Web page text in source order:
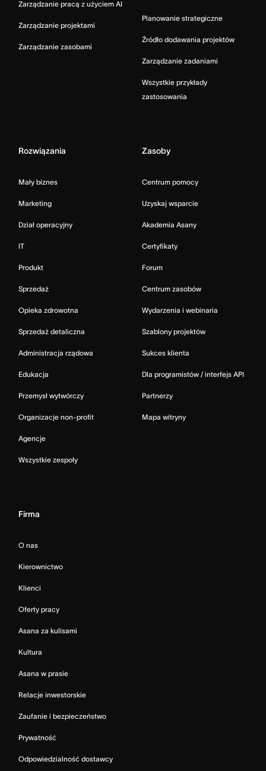
Zarządzanie pracą z użyciem AI
Zarządzanie projektami
Zarządzanie zasobami
Planowanie strategiczne
Źródło dodawania projektów
Zarządzanie zadaniami
Wszystkie przykłady
zastosowania
Rozwiązania
Mały biznes
Marketing
Dział operacyjny
IT
Produkt
Sprzedaż
Opieka zdrowotna
Sprzedaż detaliczna
Administracja rządowa
Edukacja
Przemysł wytwórczy
Organizacje non-profit
Agencje
Wszystkie zespoły
Zasoby
Centrum pomocy
Uzyskaj wsparcie
Akademia Asany
Certyfikaty
Forum
Centrum zasobów
Wydarzenia i webinaria
Szablony projektów
Sukces klienta
Dla programistów / interfejs API
Partnerzy
Mapa witryny
Firma
O nas
Kierownictwo
Klienci
Oferty pracy
Asana za kulisami
Kultura
Asana w prasie
Relacje inwestorskie
Zaufanie i bezpieczeństwo
Prywatność
Odpowiedzialność dostawcy